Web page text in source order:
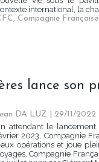
international, la
, Compagnie
lance son
DA LUZ | 29/11/2022
attendant le
2023, Compagnie
opérations et joue
Compagnie